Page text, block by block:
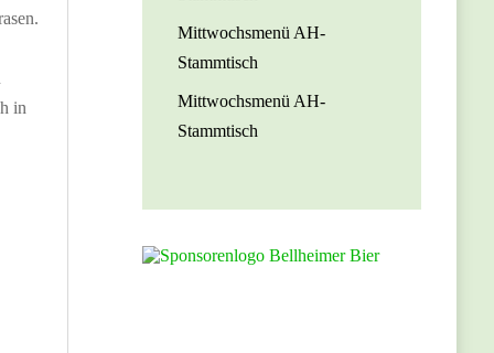
in
Mittwochsmenü AH-
Stammtisch
Mittwochsmenü AH-
Stammtisch